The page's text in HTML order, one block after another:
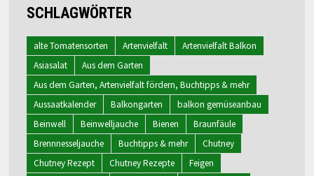
SCHLAGWÖRTER
alte Tomatensorten Artenvielfalt
Artenvielfalt Balkon
Asiasalat
Aus dem Garten
Aus dem Garten, Artenvielfalt fördern, Buchtipps & mehr
Aussaatkalender
Balkongarten
balkon gemüseanbau
Beinwell
Beinwelljauche Bienen
Braunfäule
Brennnesseljauche
Buchtipps & mehr
Chutney
Chutney Rezept
Chutney Rezepte
Feigen